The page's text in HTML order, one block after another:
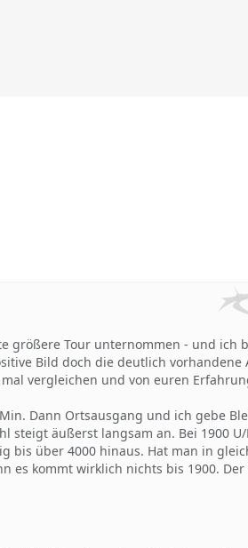
größere Tour unternommen - und ich
Bild doch die deutlich vorhandene
vergleichen und von euren
Dann Ortsausgang und ich gebe
steigt äußerst langsam an. Bei 1900
bis über 4000 hinaus. Hat man in
es kommt wirklich nichts bis 1900.